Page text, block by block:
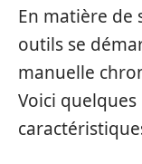
En matière de
outils se
manuelle
Voici quelques